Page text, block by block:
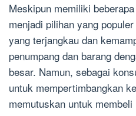
Meskipun memiliki
menjadi pilihan yang
yang terjangkau dan
penumpang dan barang
besar. Namun, sebagai
untuk mempertimbangkan
memutuskan untuk